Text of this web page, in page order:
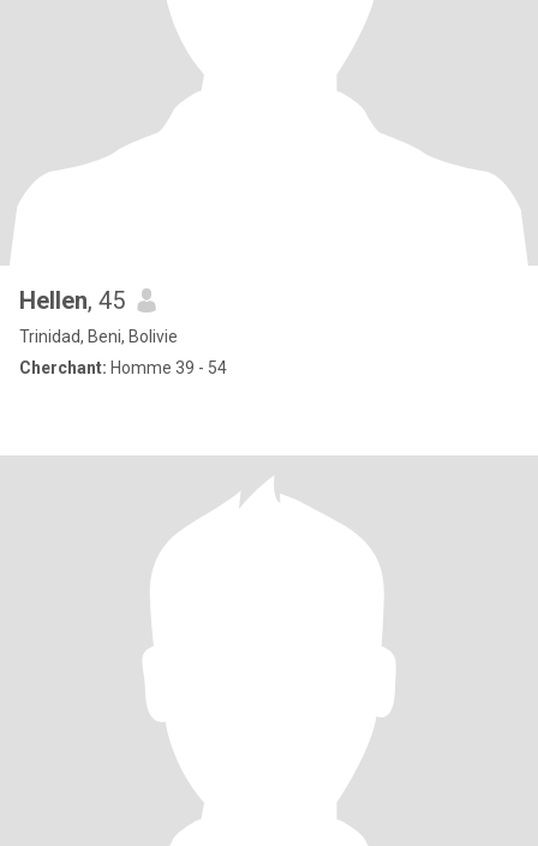
Hellen, 45
Trinidad, Beni, Bolivie
Cherchant: Homme 39 - 54